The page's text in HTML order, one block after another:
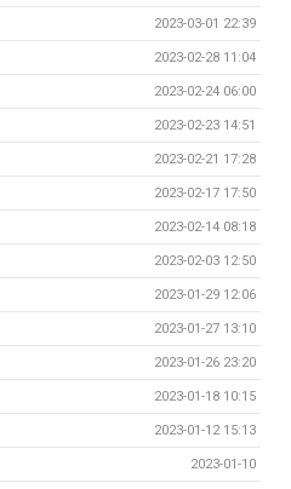
2023-03-01 22:39
2023-02-28 11:04
2023-02-24 06:00
2023-02-23 14:51
2023-02-21 17:28
2023-02-17 17:50
2023-02-14 08:18
2023-02-03 12:50
2023-01-29 12:06
2023-01-27 13:10
2023-01-26 23:20
2023-01-18 10:15
2023-01-12 15:13
2023-01-10